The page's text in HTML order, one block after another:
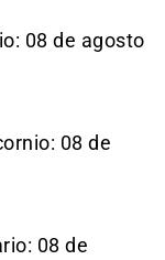
08 de agosto
08 de
08 de